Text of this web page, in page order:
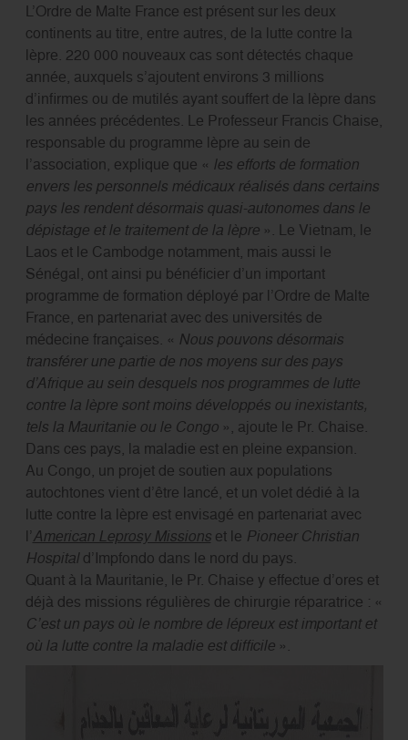
L’Ordre de Malte France est présent sur les deux
continents au titre, entre autres, de la lutte contre la
lèpre. 220 000 nouveaux cas sont détectés chaque
année, auxquels s’ajoutent environs 3 millions
d’infirmes ou de mutilés ayant souffert de la lèpre dans
les années précédentes. Le Professeur Francis Chaise,
responsable du programme lèpre au sein de
l’association, explique que « les efforts de formation
envers les personnels médicaux réalisés dans certains
pays les rendent désormais quasi-autonomes dans le
dépistage et le traitement de la lèpre». Le Vietnam, le
Laos et le Cambodge notamment, mais aussi le
Sénégal, ont ainsi pu bénéficier d’un important
programme de formation déployé par l’Ordre de Malte
France, en partenariat avec des universités de
médecine françaises. « Nous pouvons désormais
transférer une partie de nos moyens sur des pays
d’Afrique au sein desquels nos programmes de lutte
contre la lèpre sont moins développés ou inexistants,
tels la Mauritanie ou le Congo», ajoute le Pr. Chaise.
Dans ces pays, la maladie est en pleine expansion.
Au Congo, un projet de soutien aux populations
autochtones vient d’être lancé, et un volet dédié à la
lutte contre la lèpre est envisagé en partenariat avec
l’American Leprosy Missionset le Pioneer Christian
Hospitald’Impfondo dans le nord du pays.
Quant à la Mauritanie, le Pr. Chaise y effectue d’ores et
déjà des missions régulières de chirurgie réparatrice : «
C’est un pays où le nombre de lépreux est important et
où la lutte contre la maladie est difficile».